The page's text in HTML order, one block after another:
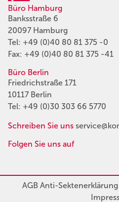
Büro Hamburg
Banksstraße 6
20097 Hamburg
Tel: +49 (0)40 80 81 375 -0
Fax: +49 (0)40 80 81 375 -41
Büro Berlin
Friedrichstraße 171
10117 Berlin
Tel: +49 (0)30 303 66 5770
Schreiben Sie uns
Folgen Sie uns auf
AGBAnti-Sektenerklärung